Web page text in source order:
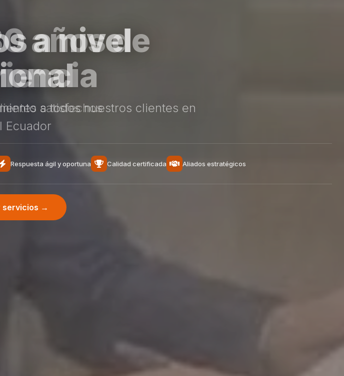
a nivel
a todos nuestros clientes en
Ecuador
Respuesta ágil y oportuna Calidad certificada Aliados estratégicos
servicios →